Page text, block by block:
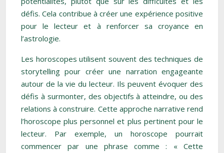
défis. Cela contribue à créer une expérience positive
pour le lecteur et à renforcer sa croyance en
l’astrologie.
Les horoscopes utilisent souvent des techniques de
storytelling pour créer une narration engageante
autour de la vie du lecteur. Ils peuvent évoquer des
défis à surmonter, des objectifs à atteindre, ou des
relations à construire. Cette approche narrative rend
l’horoscope plus personnel et plus pertinent pour le
lecteur. Par exemple, un horoscope pourrait
commencer par une phrase comme : « Cette